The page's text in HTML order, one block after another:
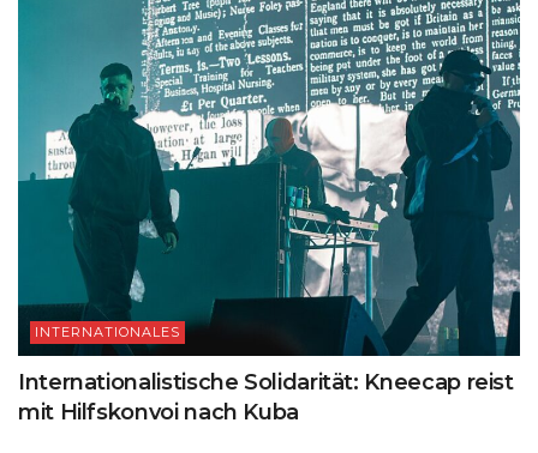
INTERNATIONALES
Internationalistische Solidarität: Kneecap reist
mit Hilfskonvoi nach Kuba